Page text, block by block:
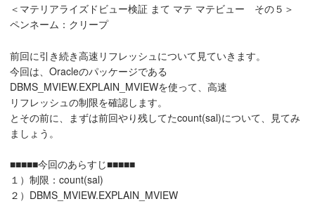
＜マテリアライズドビュー検証 まて マテ マテビュー その５＞
ペンネーム：クリープ
前回に引き続き高速リフレッシュについて見ていきます。
今回は、Oracleのパッケージである
DBMS_MVIEW.EXPLAIN_MVIEWを使って、高速
リフレッシュの制限を確認します。
とその前に、まずは前回やり残してたcount(sal)について、見てみ
ましょう。
■■■■■今回のあらすじ■■■■■
１）制限：count(sal)
２）DBMS_MVIEW.EXPLAIN_MVIEW